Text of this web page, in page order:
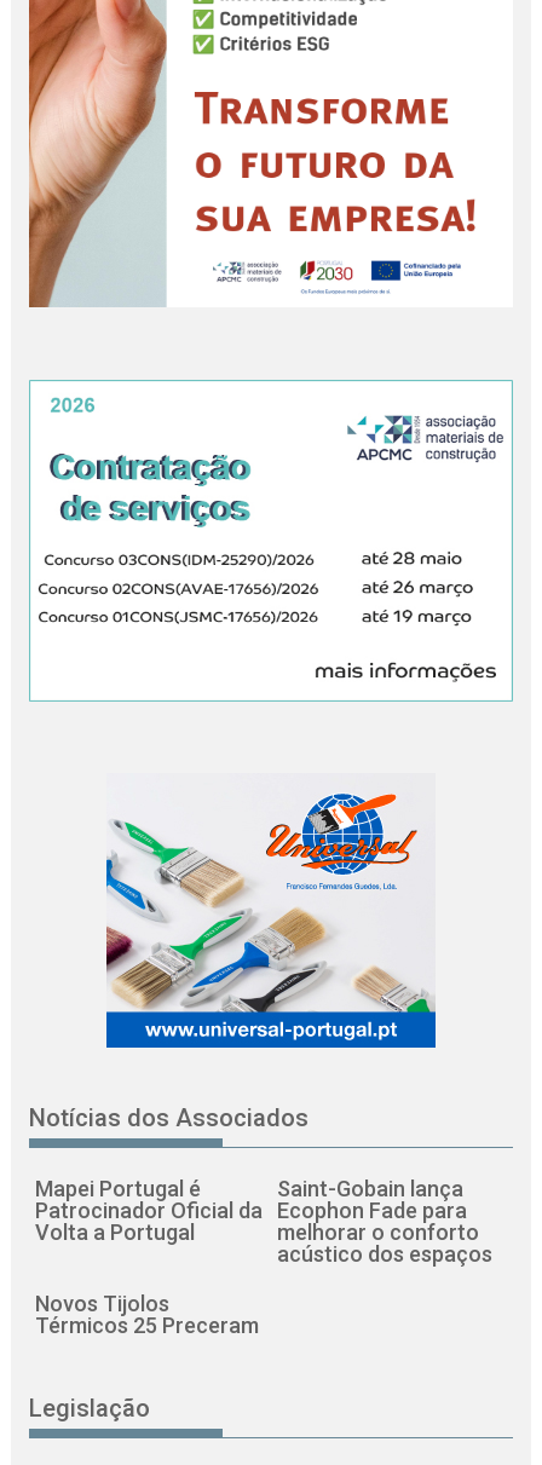
Notícias dos Associados
Mapei Portugal é
Patrocinador Oficial da
Volta a Portugal
Saint-Gobain lança
Ecophon Fade para
melhorar o conforto
acústico dos espaços
Novos Tijolos
Térmicos 25 Preceram
Legislação